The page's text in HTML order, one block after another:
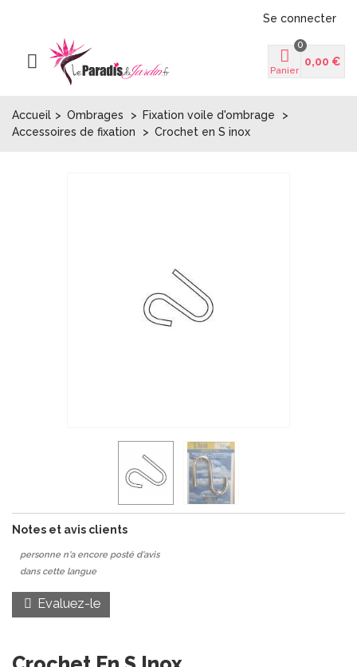
Se connecter
Panier
0
0,00 €
Accueil > Ombrages > Fixation voile d'ombrage
>
Accessoires de fixation
> Crochet en S inox
Notes et avis clients
personne n'a encore posté d'avis
dans cette langue
Evaluez-le